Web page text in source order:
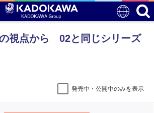
視点から 02と同じシリーズ
発売中・公開中のみを表示